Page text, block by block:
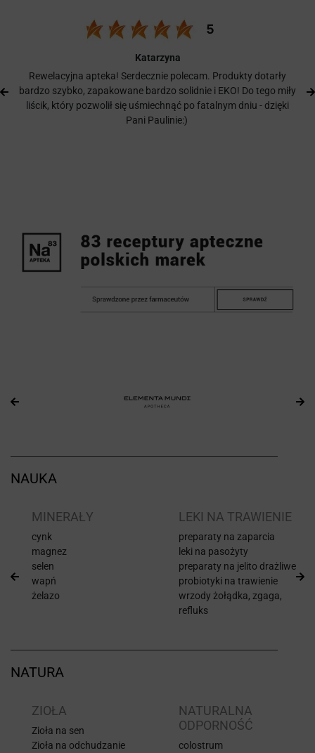
Katarzyna
Rewelacyjna apteka! Serdecznie polecam. Produkty dotarły
bardzo szybko, zapakowane bardzo solidnie i EKO! Do tego miły
liścik, który pozwolił się uśmiechnąć po fatalnym dniu - dzięki
Pani Paulinie:)
NAUKA
MINERAŁY
cynk
magnez
selen
wapń
żelazo
LEKI NA TRAWIENIE
preparaty na zaparcia
leki na pasożyty
preparaty na jelito drażliwe
probiotyki na trawienie
wrzody żołądka, zgaga,
refluks
NATURA
ZIOŁA
Zioła na sen
Zioła na odchudzanie
NATURALNA
ODPORNOŚĆ
colostrum